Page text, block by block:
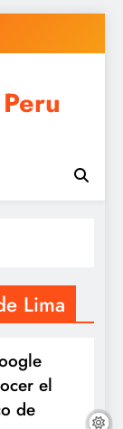
Lima
el
de